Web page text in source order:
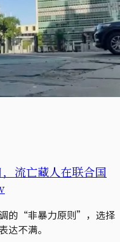
流亡藏人在联合国
的“非暴力原则”，选择
达不满。